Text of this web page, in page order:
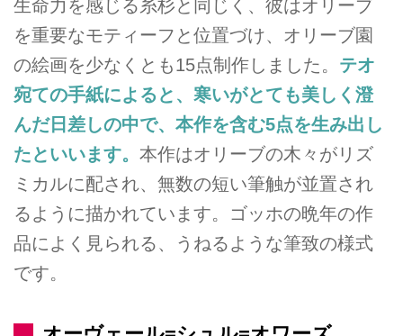
生命力を感じる糸杉と同じく、彼はオリーブ
を重要なモティーフと位置づけ、オリーブ園
の絵画を少なくとも15点制作しました。 テオ
宛ての手紙によると、寒いがとても美しく澄
んだ日差しの中で、本作を含む5点を生み出し
たといいます。 本作はオリーブの木々がリズ
ミカルに配され、無数の短い筆触が並置され
るように描かれています。ゴッホの晩年の作
品によく見られる、うねるような筆致の様式
です。